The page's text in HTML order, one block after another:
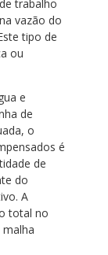
trabalho
vazão do
tipo de
ou
e
de
o
é
de
do
A
total no